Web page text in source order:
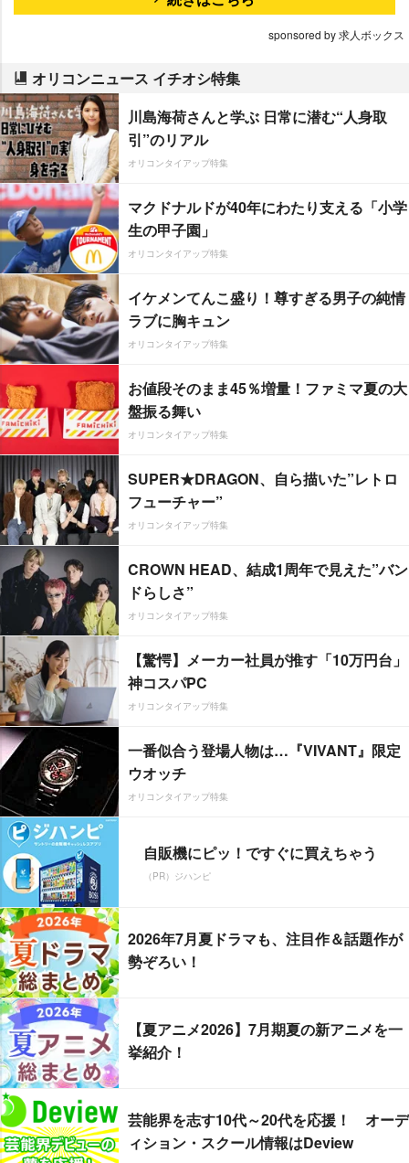
sponsored by 求人ボックス
オリコンニュース イチオシ特集
川島海荷さんと学ぶ 日常に潜む“人身取
引”のリアル
オリコンタイアップ特集
マクドナルドが40年にわたり支える「小学
生の甲子園」
オリコンタイアップ特集
イケメンてんこ盛り！尊すぎる男子の純情
ラブに胸キュン
オリコンタイアップ特集
お値段そのまま45％増量！ファミマ夏の大
盤振る舞い
オリコンタイアップ特集
SUPER★DRAGON、自ら描いた”レトロ
フューチャー”
オリコンタイアップ特集
CROWN HEAD、結成1周年で見えた”バン
ドらしさ”
オリコンタイアップ特集
【驚愕】メーカー社員が推す「10万円台」
神コスパPC
オリコンタイアップ特集
一番似合う登場人物は…『VIVANT』限定
ウオッチ
オリコンタイアップ特集
自販機にピッ！ですぐに買えちゃう
（PR）ジハンピ
2026年7月夏ドラマも、注目作＆話題作が
勢ぞろい！
【夏アニメ2026】7月期夏の新アニメを一
挙紹介！
芸能界を志す10代～20代を応援！ オーデ
ィション・スクール情報はDeview